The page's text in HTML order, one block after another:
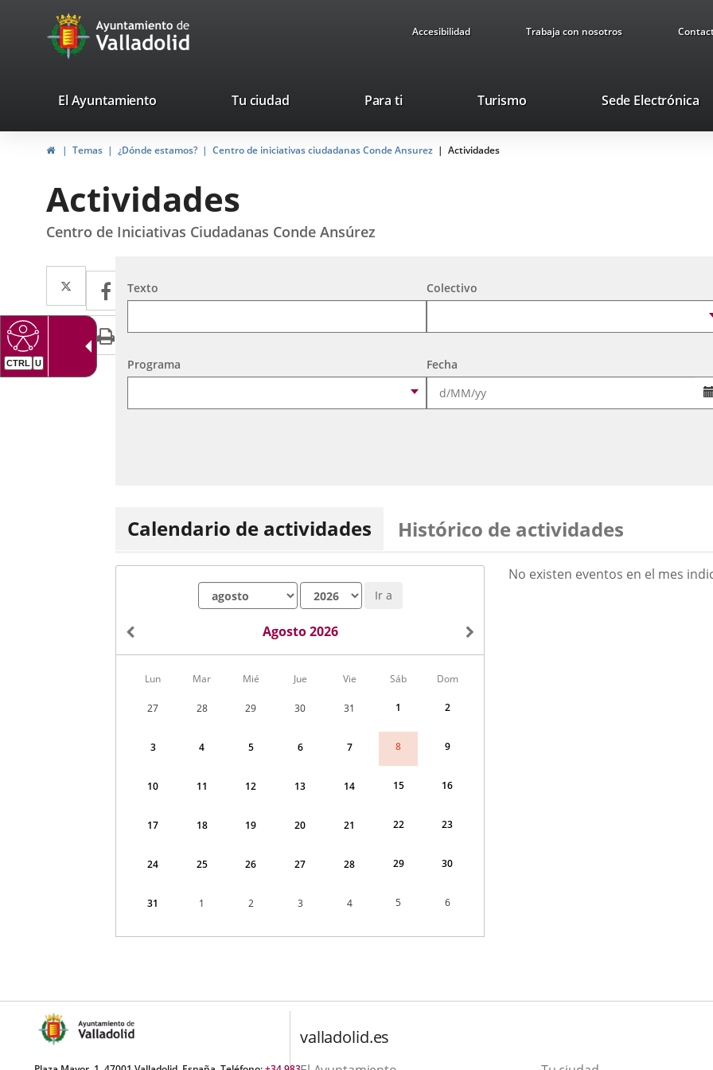
Portal
Web
Ayuntamiento
de
Accesibilidad Trabaja con nosotros
valladolid.es
El Ayuntamiento Tu ciudad Para ti TurismoEste
se
Sede Electrónica
InicioTemas ¿Dónde estamos? Centro de iniciativas ciudadanas Conde Ansurez Actividades
Actividades
Centro de Iniciativas Ciudadanas Conde Ansúrez
Twitter
Enlace
a
una
aplicación
Facebook
Enlace
a
una
aplicación
LinkedIn
Enlace
una
aplicación
Imprimir
Búsqueda
Texto Colectivo
Programa
Fecha
Calendario de actividades Histórico de actividades
Ir a
Agosto 2026
Calendario
correspondiente
agosto
Lun Mar Mié Jue Vie Sáb Dom
27 28 29 30 31 1 2
3 4 5 6 7 8 9
10 11 12 13 14 15 16
17 18 19 20 21 22 23
24 25 26 27 28 29 30
31 1 2 3 4 5 6
AGOSTO
No existen eventos en el mes
valladolid.es